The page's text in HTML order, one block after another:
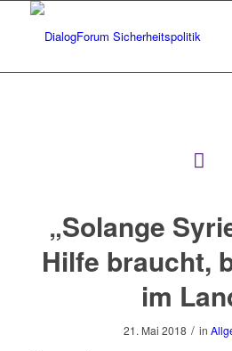
„Solange
Hilfe braucht,
im
21. Mai 2018 / in